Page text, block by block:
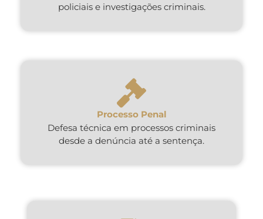
policiais e investigações criminais.
Processo Penal
Defesa técnica em processos criminais
desde a denúncia até a sentença.